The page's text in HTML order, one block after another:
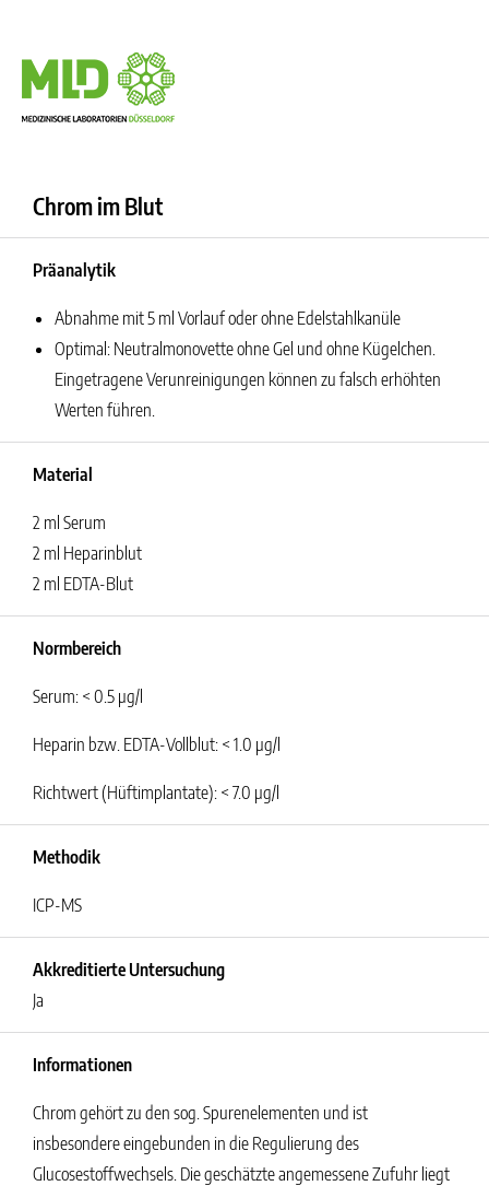
Chrom im Blut
Präanalytik
Abnahme mit 5 ml Vorlauf oder ohne Edelstahlkanüle
Optimal: Neutralmonovette ohne Gel und ohne Kügelchen.
Eingetragene Verunreinigungen können zu falsch erhöhten
Werten führen.
Material
2 ml Serum
2 ml Heparinblut
2 ml EDTA-Blut
Normbereich
Serum: < 0.5 µg/l
Heparin bzw. EDTA-Vollblut: < 1.0 µg/l
Richtwert (Hüftimplantate): < 7.0 µg/l
Methodik
ICP-MS
Akkreditierte Untersuchung
Ja
Informationen
Chrom gehört zu den sog. Spurenelementen und ist
insbesondere eingebunden in die Regulierung des
Glucosestoffwechsels. Die geschätzte angemessene Zufuhr liegt